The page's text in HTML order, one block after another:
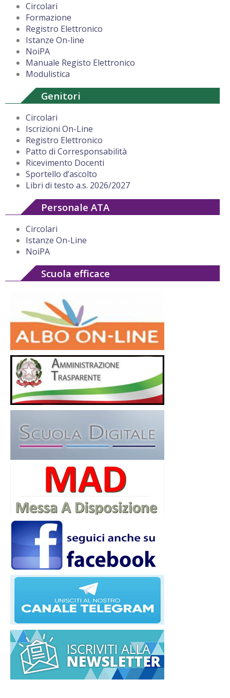
Circolari
Formazione
Registro Elettronico
Istanze On-line
NoiPA
Manuale Registo Elettronico
Modulistica
Genitori
Circolari
Iscrizioni On-Line
Registro Elettronico
Patto di Corresponsabilità
Ricevimento Docenti
Sportello d’ascolto
Libri di testo a.s. 2026/2027
Personale ATA
Circolari
Istanze On-Line
NoiPA
Scuola efficace